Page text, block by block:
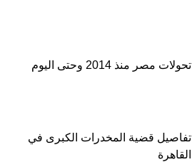
تحولات مصر منذ 2014 وحتى اليوم
تفاصيل قضية المخدرات الكبرى في
القاهرة